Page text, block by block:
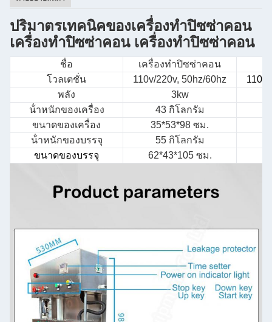
ปริมาตรเทคนิคของเครื่องทําปิซซ่าคอน
เครื่องทําปิซซ่าคอน เครื่องทําปิซซ่าคอน
ชื่อ
เครื่องทําปิซซ่าคอน
โวลเตชั่น
110v/220v, 50hz/60hz
พลัง
3kw
น้ําหนักของเครื่อง
43 กิโลกรัม
ขนาดของเครื่อง
35*53*98 ซม.
น้ําหนักของบรรจุ
55 กิโลกรัม
ขนาดของบรรจุ
62*43*105 ซม.